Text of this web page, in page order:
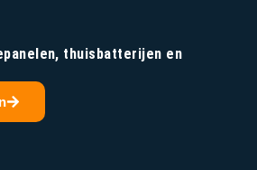
thuisbatterijen en